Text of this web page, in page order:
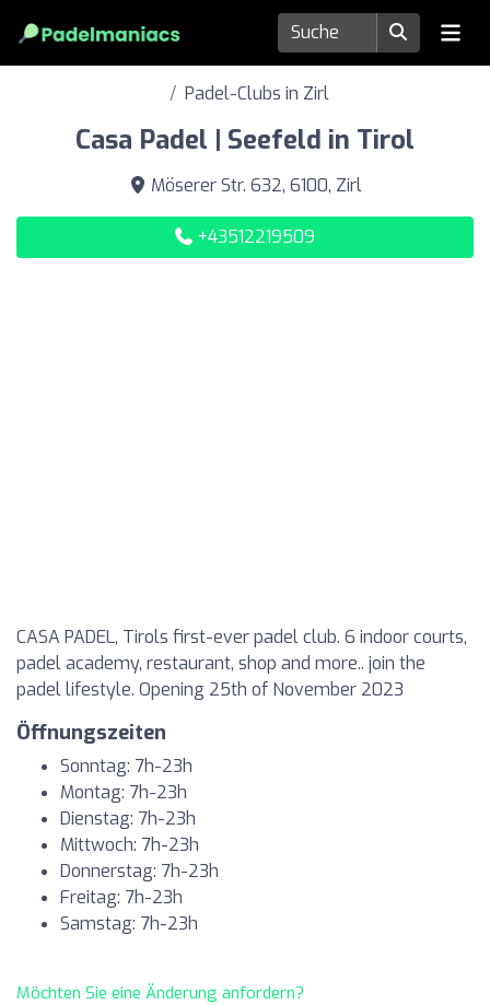
Padel-Clubs in Zirl
Casa Padel | Seefeld in Tirol
Möserer Str. 632, 6100, Zirl
+43512219509
CASA PADEL, Tirols first-ever padel club. 6 indoor courts,
padel academy, restaurant, shop and more.. join the
padel lifestyle. Opening 25th of November 2023
Öffnungszeiten
Sonntag: 7h-23h
Montag: 7h-23h
Dienstag: 7h-23h
Mittwoch: 7h-23h
Donnerstag: 7h-23h
Freitag: 7h-23h
Samstag: 7h-23h
Möchten Sie eine Änderung anfordern?